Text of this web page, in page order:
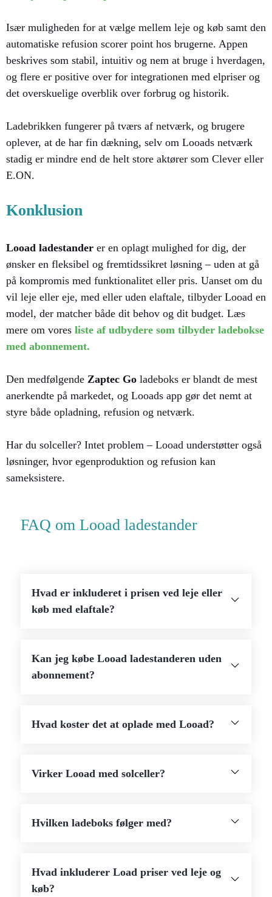
Især muligheden for at vælge mellem leje og køb samt den
automatiske refusion scorer point hos brugerne. Appen
beskrives som stabil, intuitiv og nem at bruge i hverdagen,
og flere er positive over for integrationen med elpriser og
det overskuelige overblik over forbrug og historik.
Ladebrikken fungerer på tværs af netværk, og brugere
oplever, at de har fin dækning, selv om Looads netværk
stadig er mindre end de helt store aktører som Clever eller
E.ON.
Konklusion
Looad ladestander er en oplagt mulighed for dig, der
ønsker en fleksibel og fremtidssikret løsning – uden at gå
på kompromis med funktionalitet eller pris. Uanset om du
vil leje eller eje, med eller uden elaftale, tilbyder Looad en
model, der matcher både dit behov og dit budget. Læs
mere om vores liste af udbydere som tilbyder ladebokse
med abonnement.
Den medfølgende Zaptec Go ladeboks er blandt de mest
anerkendte på markedet, og Looads app gør det nemt at
styre både opladning, refusion og netværk.
Har du solceller? Intet problem – Looad understøtter også
løsninger, hvor egenproduktion og refusion kan
sameksistere.
FAQ om Looad ladestander
Hvad er inkluderet i prisen ved leje eller
køb med elaftale?
Kan jeg købe Looad ladestanderen uden
abonnement?
Hvad koster det at oplade med Looad?
Virker Looad med solceller?
Hvilken ladeboks følger med?
Hvad inkluderer Load priser ved leje og
køb?